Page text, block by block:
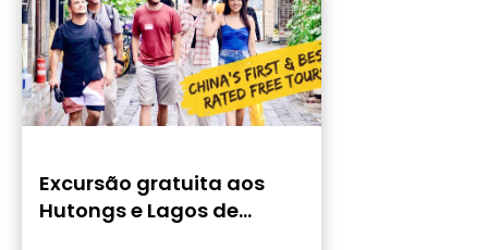
Excursão gratuita aos
Hutongs e Lagos de